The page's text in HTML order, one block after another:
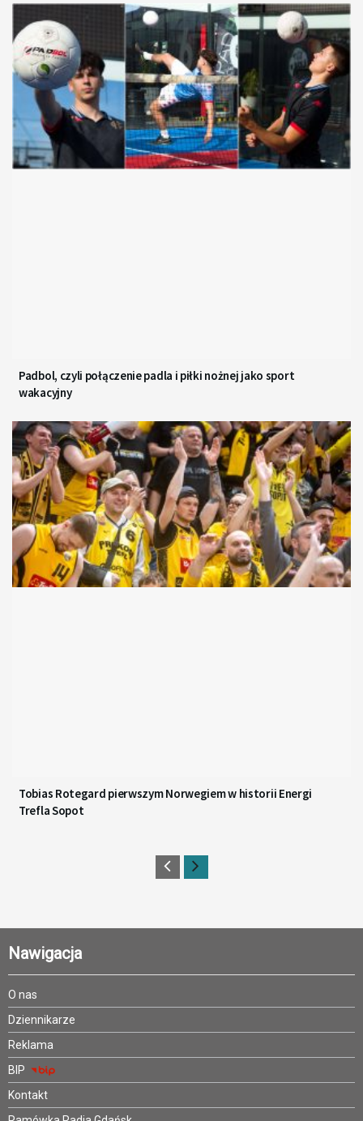
Padbol, czyli połączenie padla i piłki nożnej jako sport
wakacyjny
Tobias Rotegard pierwszym Norwegiem w historii Energi
Trefla Sopot
Nawigacja
O nas
Dziennikarze
Reklama
BIP
Kontakt